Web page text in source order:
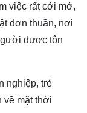
việc rất cởi mở,
đơn thuần, nơi
được tôn
nghiệp, trẻ
về mặt thời